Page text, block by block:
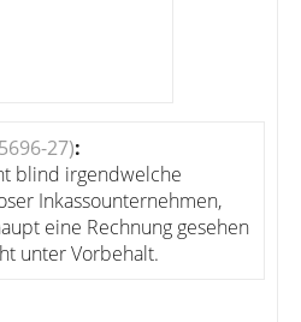
27):
blind irgendwelche
Inkassounternehmen,
eine Rechnung gesehen
unter Vorbehalt.